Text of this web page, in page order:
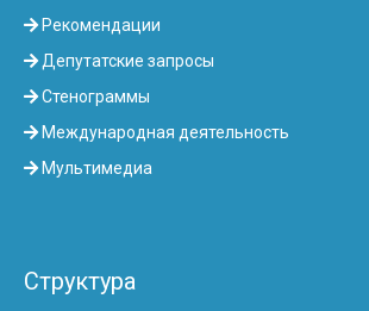
Рекомендации
Депутатские запросы
Стенограммы
Международная деятельность
Мультимедиа
Структура